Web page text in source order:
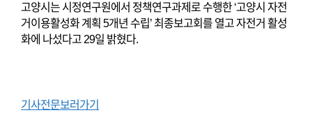
고양시는 시정연구원에서 정책연구과제로 수행한 ‘고양시 자전
거이용활성화 계획 5개년 수립’ 최종보고회를 열고 자전거 활성
화에 나섰다고 29일 밝혔다.
기사전문보러가기